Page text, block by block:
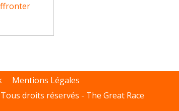
Mentions Légales
droits réservés - The Great Race